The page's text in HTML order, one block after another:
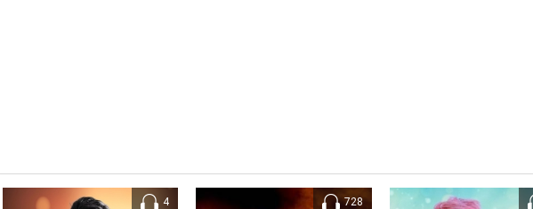
4 728